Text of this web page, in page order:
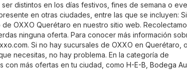
distintos en los días festivos, fines de semana o
en otras ciudades, entre las que se incluyen:
OXXO Querétaro en nuestro sitio web.
ninguna oferta. Para conocer más información
. Si no hay sucursales de OXXO en Querétaro,
necesitas, no hay problema. En la categoría de
con más ofertas en tu ciudad, como H-E-B, Bodega